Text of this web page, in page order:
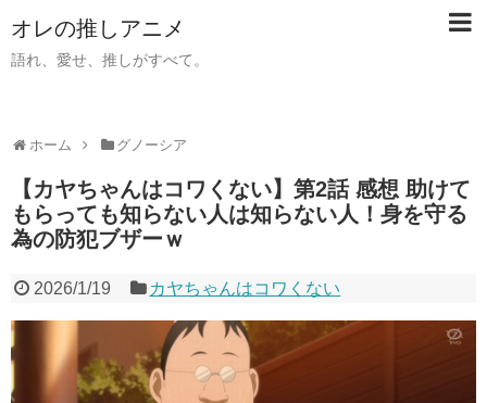
オレの推しアニメ
語れ、愛せ、推しがすべて。
ホーム グノーシア
【カヤちゃんはコワくない】第2話 感想 助けて
もらっても知らない人は知らない人！身を守る
為の防犯ブザーｗ
2026/1/19 カヤちゃんはコワくない